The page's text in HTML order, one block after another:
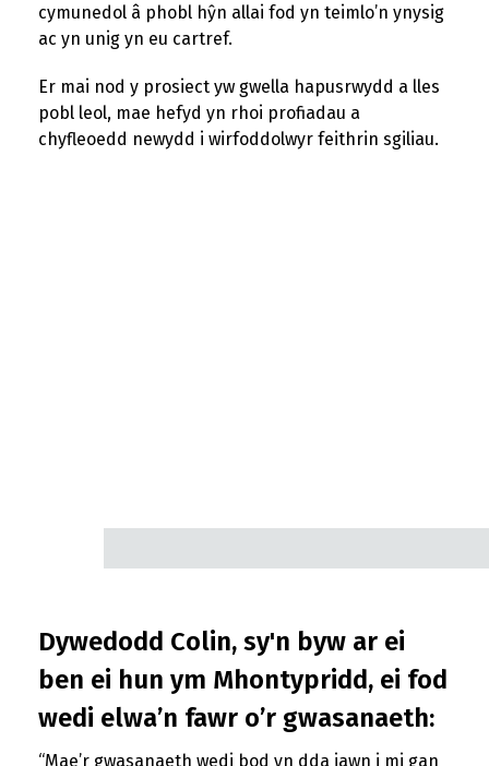
cymunedol â phobl hŷn allai fod yn teimlo’n ynysig
ac yn unig yn eu cartref.
Er mai nod y prosiect yw gwella hapusrwydd a lles
pobl leol, mae hefyd yn rhoi profiadau a
chyfleoedd newydd i wirfoddolwyr feithrin sgiliau.
Dywedodd Colin, sy'n byw ar ei
ben ei hun ym Mhontypridd, ei fod
wedi elwa’n fawr o’r gwasanaeth:
“Mae’r gwasanaeth wedi bod yn dda iawn i mi gan